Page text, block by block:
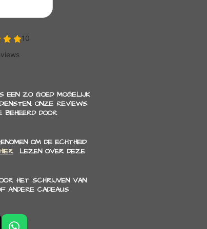
EEN ZO GOED MOGELIJK
ONZE REVIEWS
BEHEERD DOOR
OM DE ECHTHEID
LEZEN OVER DEZE
HET SCHRIJVEN VAN
ANDERE CADEAUS